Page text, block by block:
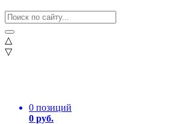
△
▽
0 позиций
0 руб.